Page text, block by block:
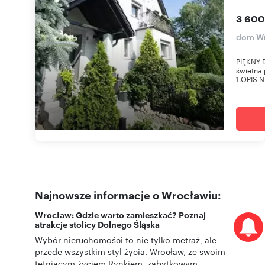
3
dom
PIĘKNY
świetna
1.OPIS
Najnowsze informacje o Wrocławiu:
Wrocław: Gdzie warto zamieszkać? Poznaj
atrakcje stolicy Dolnego Śląska
Wybór nieruchomości to nie tylko metraż, ale
przede wszystkim styl życia. Wrocław, ze swoim